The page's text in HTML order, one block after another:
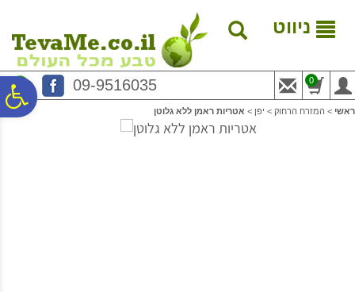
נגישות
המרכזי
ניווט
09-9516035 0
ראשי > המזרח הרחוק > יפן > אטריות ראמן ללא גלוטן